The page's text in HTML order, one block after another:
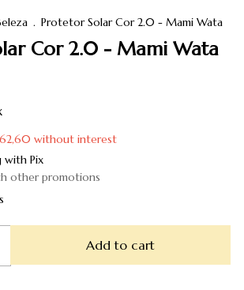
. Protetor Solar Cor 2.0 - Mami Wata
Cor 2.0 - Mami Wata
without interest
with Pix
other promotions